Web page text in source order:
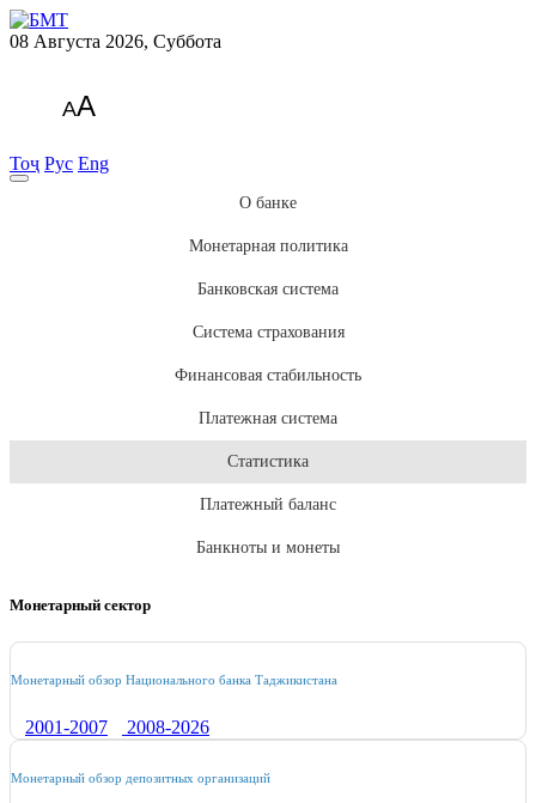
08 Августа 2026, Суббота
AA
Тоҷ Рус Eng
О банке
Монетарная политика
Банковская система
Система страхования
Финансовая стабильность
Платежная система
Статистика
Платежный баланс
Банкноты и монеты
Монетарный сектор
Монетарный обзор Национального банка Таджикистана
2001-2007 2008-2026
Монетарный обзор депозитных организаций